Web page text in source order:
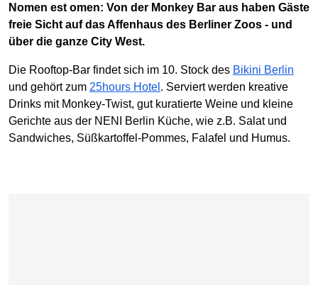
Nomen est omen: Von der Monkey Bar aus haben Gäste
freie Sicht auf das Affenhaus des Berliner Zoos - und
über die ganze City West.
Die Rooftop-Bar findet sich im 10. Stock des Bikini Berlin
und gehört zum 25hours Hotel . Serviert werden kreative
Drinks mit Monkey-Twist, gut kuratierte Weine und kleine
Gerichte aus der NENI Berlin Küche, wie z.B. Salat und
Sandwiches, Süßkartoffel-Pommes, Falafel und Humus.